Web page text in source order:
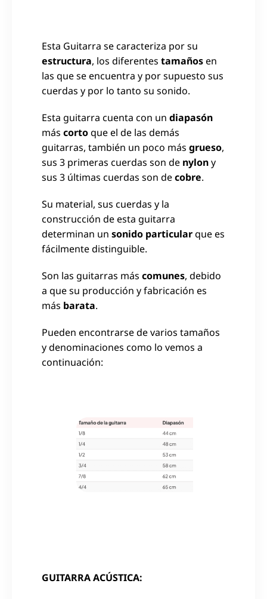
Esta Guitarra se caracteriza por su
estructura, los diferentes tamañosen
las que se encuentra y por supuesto sus
cuerdas y por lo tanto su sonido.
Esta guitarra cuenta con un diapasón
más cortoque el de las demás
guitarras, también un poco más grueso,
sus 3 primeras cuerdas son de nylony
sus 3 últimas cuerdas son decobre.
Su material, sus cuerdas y la
construcción de esta guitarra
determinan un sonido particularque es
fácilmente distinguible.
Son las guitarras más comunes, debido
a que su producción y fabricación es
más barata.
Pueden encontrarse de varios tamaños
y denominaciones como lo vemos a
continuación:
GUITARRA ACÚSTICA: